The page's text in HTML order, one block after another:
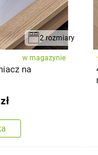
2 rozmiary
w magazynie
na
zł